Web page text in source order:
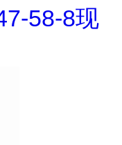
58-8现